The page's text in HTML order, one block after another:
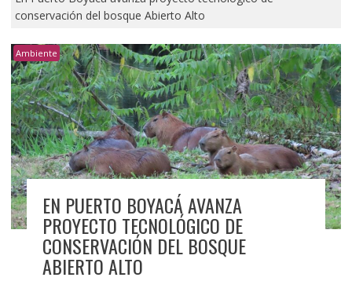
conservación del bosque Abierto Alto
Ambiente
EN PUERTO BOYACÁ AVANZA
PROYECTO TECNOLÓGICO DE
CONSERVACIÓN DEL BOSQUE
ABIERTO ALTO